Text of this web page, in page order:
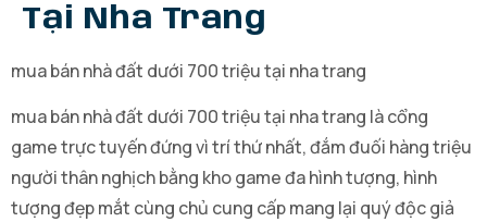
Tại Nha Trang
mua bán nhà đất dưới 700 triệu tại nha trang
mua bán nhà đất dưới 700 triệu tại nha trang là cổng
game trực tuyến đứng vì trí thứ nhất, đắm đuối hàng triệu
người thân nghịch bằng kho game đa hình tượng, hình
tượng đẹp mắt cùng chủ cung cấp mang lại quý độc giả